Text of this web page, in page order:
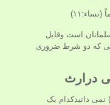
است وقابل
که دو شرط ضرورى
درارث
(نساء:۱۱) نمی دانیدکدام یک